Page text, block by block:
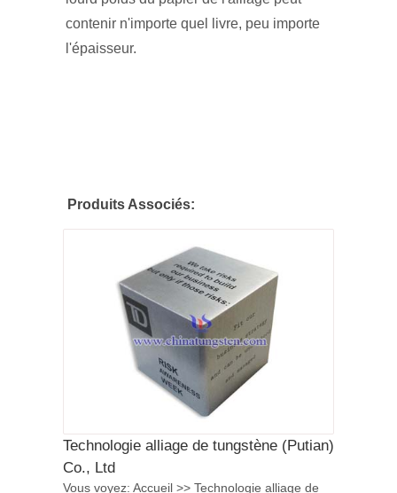
contenir n'importe quel livre, peu importe
l'épaisseur.
Produits Associés:
Technologie alliage de tungstène (Putian)
Co., Ltd
Vous voyez: Accueil >> Technologie alliage de